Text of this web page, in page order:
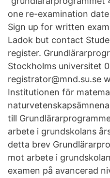
one re-examination
Sign up for written
Ladok but contact
register.
Stockholms universitet
registrator@mnd.su.se
Institutionen för
till
arbete i grundskolans
detta brev
mot arbete i
examen på avancerad